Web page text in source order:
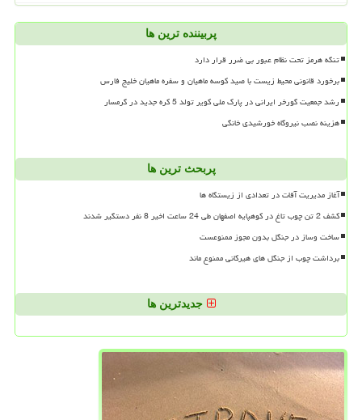
پربیننده ترین ها
تنگه هرمز تحت نظام عبور بی ضرر قرار دارد
برخورد قانونی محیط زیست با صید کوسه ماهیان و سفره ماهیان خلیج فارس
رشد جمعیت گورخر ایرانی در پارک ملی کویر تولد 5 کره جدید در گرمسار
هزینه نصب نیروگاه خورشیدی خانگی
پربحث ترین ها
آغاز مدیریت آفات در تعدادی از زیستگاه ها
کشف 2 تن چوب تاغ در کوهپایه اصفهان طی 24 ساعت اخیر 8 نفر دستگیر شدند
ساخت وساز در جنگل بدون مجوز ممنوعست
برداشت چوب از جنگل های هیرکانی ممنوع ماند
جدیدترین ها